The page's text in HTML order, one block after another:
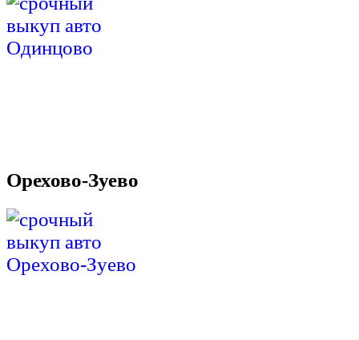
Орехово-Зуево